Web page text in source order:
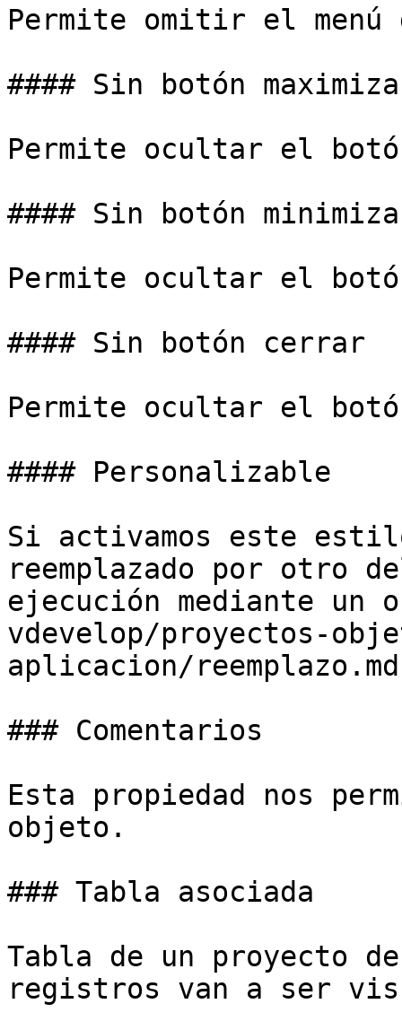
Permite omitir el menú
#### Sin botón
Permite ocultar el
#### Sin botón
Permite ocultar el
#### Sin botón cerrar
Permite ocultar el
#### Personalizable
Si activamos este
reemplazado por otro
ejecución mediante un
vdevelop/proyectos-
aplicacion/
### Comentarios
Esta propiedad nos
objeto.
### Tabla asociada
Tabla de un proyecto
registros van a ser